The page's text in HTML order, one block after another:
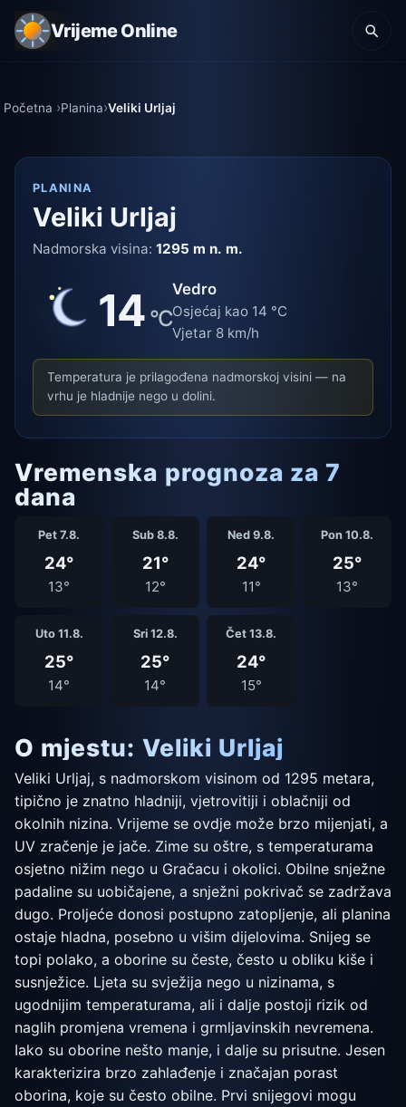
Vrijeme Online
Početna Planina Veliki Urljaj
PLANINA
Veliki Urljaj
Nadmorska visina:1295 m n. m.
14 °C
Vedro
Osjećaj kao 14 °C
Vjetar 8 km/h
Temperatura je prilagođena nadmorskoj visini — na
vrhu je hladnije nego u dolini.
Vremenska prognoza za 7
dana
Pet 7.8.
24°
13°
Sub 8.8.
21°
12°
Ned 9.8.
24°
11°
Pon 10.8.
25°
13°
Uto 11.8.
25°
14°
Sri 12.8.
25°
14°
Čet 13.8.
24°
15°
O mjestu: Veliki Urljaj
Veliki Urljaj, s nadmorskom visinom od 1295 metara,
tipično je znatno hladniji, vjetrovitiji i oblačniji od
okolnih nizina. Vrijeme se ovdje može brzo mijenjati, a
UV zračenje je jače. Zime su oštre, s temperaturama
osjetno nižim nego u Gračacu i okolici. Obilne snježne
padaline su uobičajene, a snježni pokrivač se zadržava
dugo. Proljeće donosi postupno zatopljenje, ali planina
ostaje hladna, posebno u višim dijelovima. Snijeg se
topi polako, a oborine su česte, često u obliku kiše i
susnježice. Ljeta su svježija nego u nizinama, s
ugodnijim temperaturama, ali i dalje postoji rizik od
naglih promjena vremena i grmljavinskih nevremena.
Iako su oborine nešto manje, i dalje su prisutne. Jesen
karakterizira brzo zahlađenje i značajan porast
oborina, koje su često obilne. Prvi snijegovi mogu